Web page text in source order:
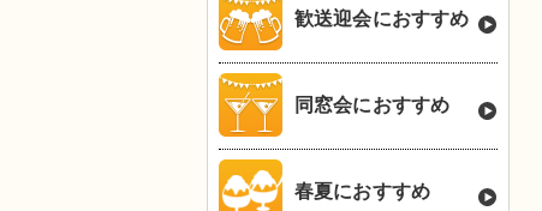
歓送迎会におすすめ
同窓会におすすめ
春夏におすすめ